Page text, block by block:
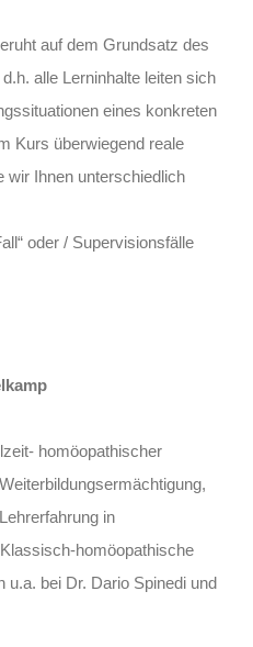
auf dem Grundsatz des
alle Lerninhalte leiten sich
eines konkreten
Kurs überwiegend reale
wir Ihnen unterschiedlich
oder / Supervisionsfälle
homöopathischer
in
homöopathische
u.a. bei Dr. Dario Spinedi und